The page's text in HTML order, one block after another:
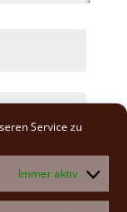
Service zu
Immer aktiv